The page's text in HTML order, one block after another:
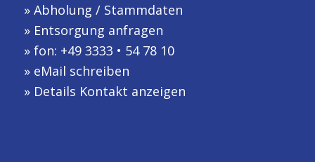
» Abholung / Stammdaten
» Entsorgung anfragen
» fon: +49 3333 • 54 78 10
» eMail schreiben
» Details Kontakt anzeigen